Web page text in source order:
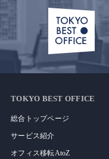
TOKYO BEST OFFICE
総合トップページ
サービス紹介
オフィス移転AtoZ